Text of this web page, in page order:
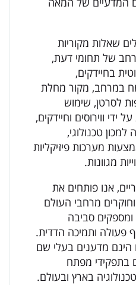
שאלות מקוריות
רחב של תחומי דעת,
בחיידקים,
במרחב, מקור מחלת
לסרטן, שימוש
ידי ווירוסים וחיידקים,
למכון טכנולוגי,
מערכות פיזיקליות
מגוונות.
אנו פותחים את
מרחבי העולם
ומספקים סביבה
פעולה ותמיכה הדדית.
הינם מדענים בעלי שם
בתפקידי מפתח
בארץ ובעולם.